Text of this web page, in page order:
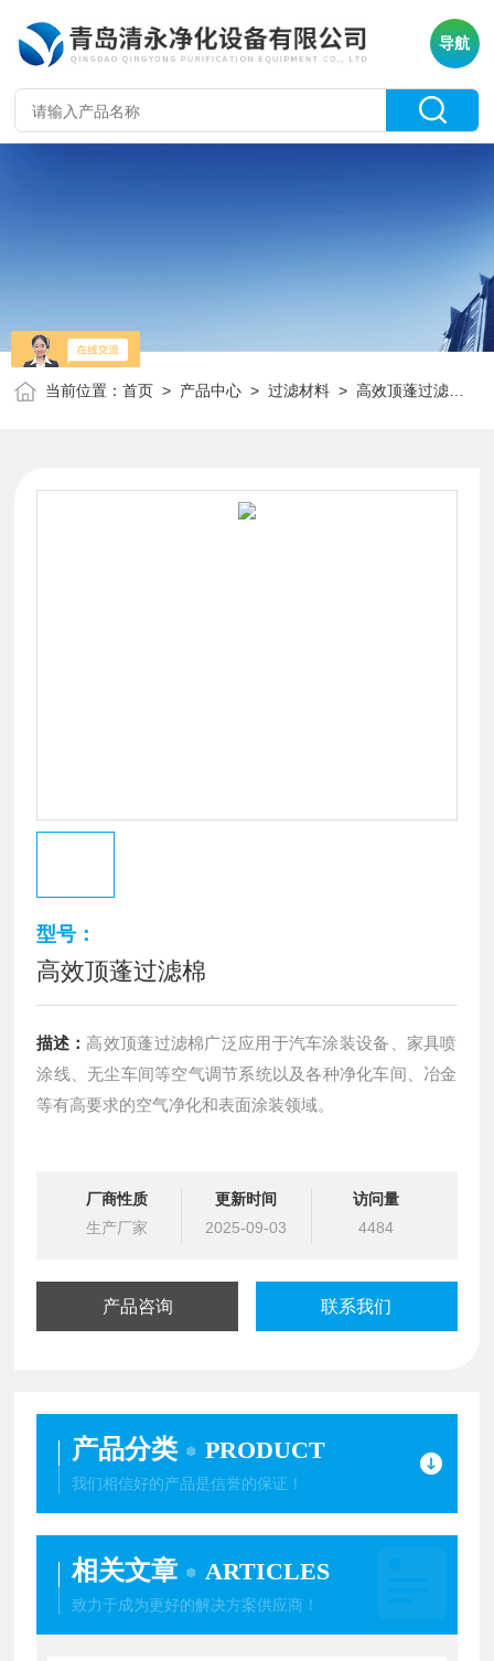
导航
当前位置：首页 > 产品中心 >过滤材料 >高效顶蓬过滤棉
型号：
高效顶蓬过滤棉
描述： 高效顶蓬过滤棉广泛应用于汽车涂装设备、家具喷
涂线、无尘车间等空气调节系统以及各种净化车间、冶金
等有高要求的空气净化和表面涂装领域。
厂商性质
生产厂家
更新时间
2025-09-03
访问量
4484
产品咨询 联系我们
产品分类 PRODUCT
我们相信好的产品是信誉的保证！
相关文章 ARTICLES
致力于成为更好的解决方案供应商！